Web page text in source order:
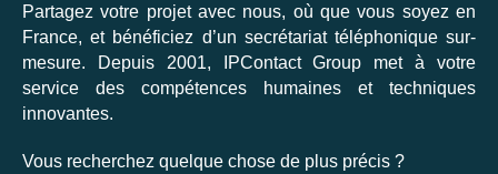
Partagez votre projet avec nous, où que vous soyez en
France, et bénéficiez d’un secrétariat téléphonique sur-
mesure. Depuis 2001, IPContact Group met à votre
service des compétences humaines et techniques
innovantes.
Vous recherchez quelque chose de plus précis ?